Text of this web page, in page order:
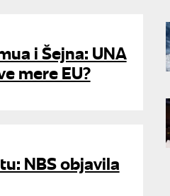
i Šejna: UNA
mere EU?
NBS objavila